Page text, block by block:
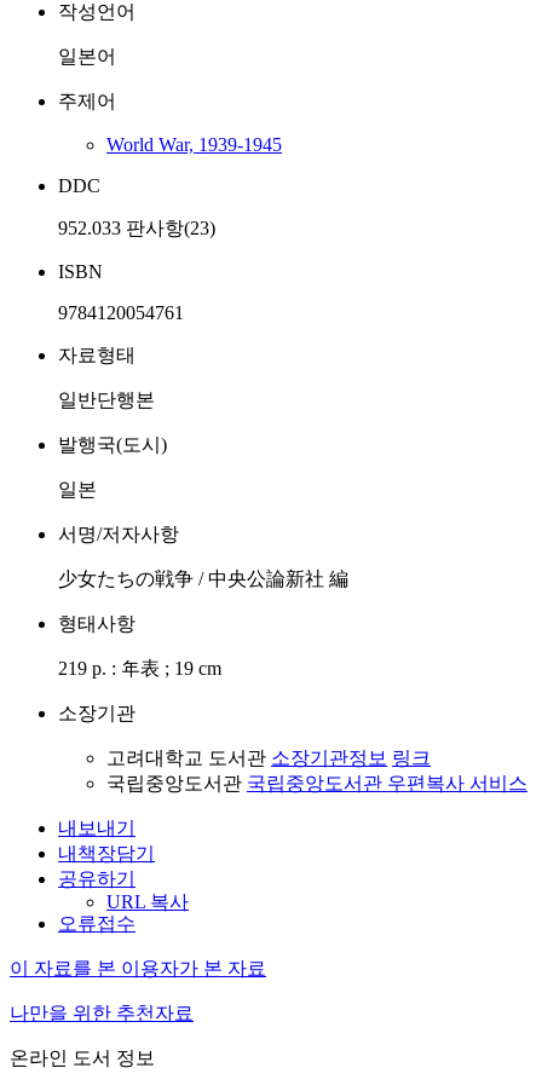
작성언어
일본어
주제어
World War, 1939-1945
DDC
952.033 판사항(23)
ISBN
9784120054761
자료형태
일반단행본
발행국(도시)
일본
서명/저자사항
少女たちの戦争 / 中央公論新社 編
형태사항
219 p. : 年表 ; 19 cm
소장기관
고려대학교 도서관 소장기관정보 링크
국립중앙도서관 국립중앙도서관 우편복사 서비스
내보내기
내책장담기
공유하기
URL 복사
오류접수
이 자료를 본 이용자가 본 자료
나만을 위한 추천자료
온라인 도서 정보